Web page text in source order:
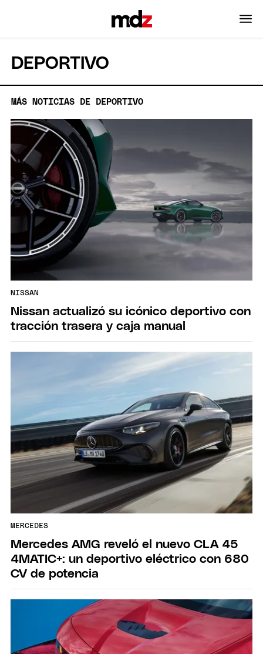
DEPORTIVO
MÁS NOTICIAS DE DEPORTIVO
NISSAN
Nissan actualizó su icónico deportivo con
tracción trasera y caja manual
MERCEDES
Mercedes AMG reveló el nuevo CLA 45
4MATIC+: un deportivo eléctrico con 680
CV de potencia